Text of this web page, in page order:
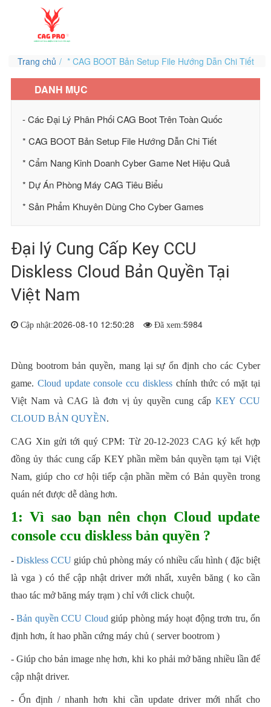
Trang chủ * CAG BOOT Bản Setup File Hướng Dẫn Chi Tiết
DANH MỤC
- Các Đại Lý Phân Phối CAG Boot Trên Toàn Quốc
* CAG BOOT Bản Setup File Hướng Dẫn Chi Tiết
* Cẩm Nang Kinh Doanh Cyber Game Net Hiệu Quả
* Dự Án Phòng Máy CAG Tiêu Biểu
* Sản Phẩm Khuyên Dùng Cho Cyber Games
Đại lý Cung Cấp Key CCU
Diskless Cloud Bản Quyền Tại
Việt Nam
Cập nhật:2026-08-10 12:50:28 Đã xem:5984
Dùng bootrom bản quyền, mang lại sự ổn định cho các Cyber
game. Cloud update console ccu diskless chính thức có mặt tại
Việt Nam và CAG là đơn vị ủy quyền cung cấpKEY CCU
CLOUD BẢN QUYỀN.
CAG Xin gửi tới quý CPM: Từ 20-12-2023 CAG ký kết hợp
đồng ủy thác cung cấp KEY phần mềm bản quyền tạm tại Việt
Nam, giúp cho cơ hội tiếp cận phần mềm có Bản quyền trong
quán nét được dễ dàng hơn.
1: Vì sao bạn nên chọn Cloud update
console ccu diskless bản quyền ?
- Diskless CCU giúp chủ phòng máy có nhiều cấu hình ( đặc biệt
là vga ) có thể cập nhật driver mới nhất, xuyên băng ( ko cần
thao tác mở băng máy trạm ) chỉ với click chuột.
-Bản quyền CCU Cloud giúp phòng máy hoạt động trơn tru, ổn
định hơn, ít hao phần cứng máy chủ ( server bootrom )
- Giúp cho bản image nhẹ hơn, khi ko phải mở băng nhiều lần để
cập nhật driver.
- Ổn định / nhanh hơn khi cần update driver mới nhất cho